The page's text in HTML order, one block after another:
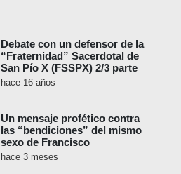
Debate con un defensor de la
“Fraternidad” Sacerdotal de
San Pío X (FSSPX) 2/3 parte
hace 16 años
Un mensaje profético contra
las “bendiciones” del mismo
sexo de Francisco
hace 3 meses